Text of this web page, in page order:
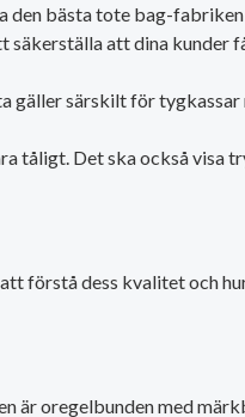
den bästa tote bag-
att dina kunder
gäller särskilt för
tåligt. Det ska också visa
förstå dess kvalitet och
är oregelbunden med